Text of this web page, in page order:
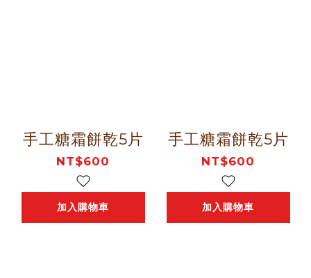
手工糖霜餅乾5片
NT$600
加入購物車
手工糖霜餅乾5片
NT$600
加入購物車